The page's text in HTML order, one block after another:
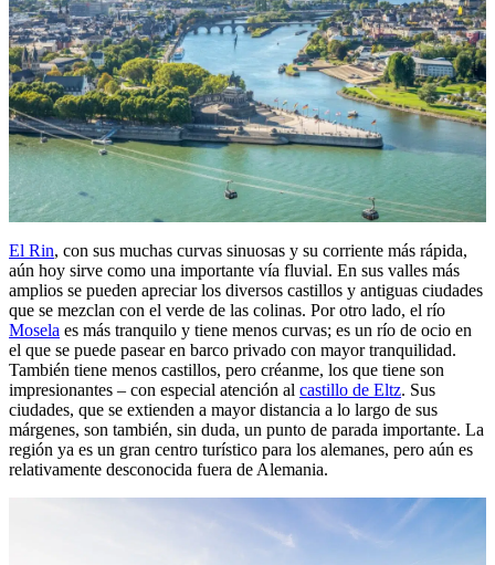
El Rin, con sus muchas curvas sinuosas y su corriente más rápida,
aún hoy sirve como una importante vía fluvial. En sus valles más
amplios se pueden apreciar los diversos castillos y antiguas ciudades
que se mezclan con el verde de las colinas. Por otro lado, el río
Mosela es más tranquilo y tiene menos curvas; es un río de ocio en
el que se puede pasear en barco privado con mayor tranquilidad.
También tiene menos castillos, pero créanme, los que tiene son
impresionantes – con especial atención al castillo de Eltz. Sus
ciudades, que se extienden a mayor distancia a lo largo de sus
márgenes, son también, sin duda, un punto de parada importante. La
región ya es un gran centro turístico para los alemanes, pero aún es
relativamente desconocida fuera de Alemania.